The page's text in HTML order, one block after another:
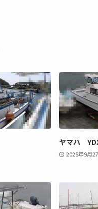
ヤマハ
2025年9月